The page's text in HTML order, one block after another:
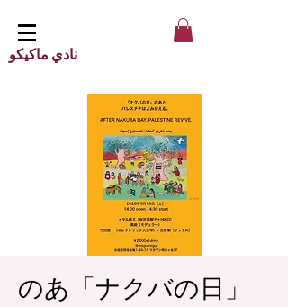
نادي ماكيكو
「ナクバの日」のあ